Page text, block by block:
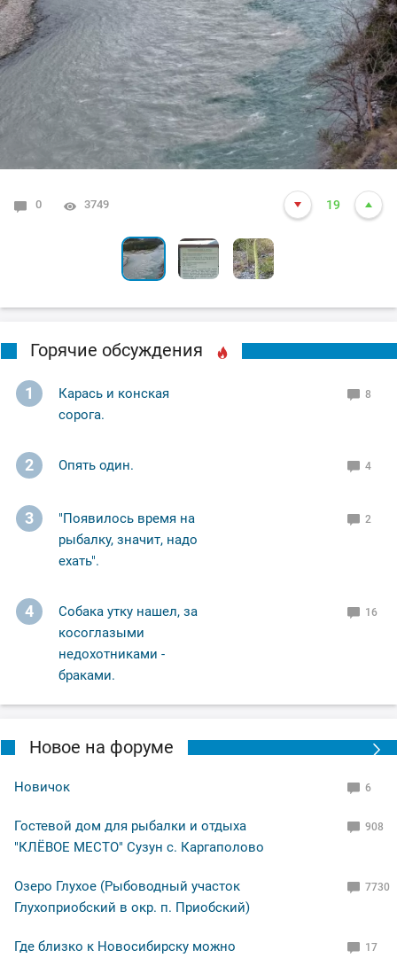
0 3749 19
6 4558 7
0 3519 10
Горячие обсуждения
1
Карась и конская
сорога.
8
2 Опять один. 4
3
"Появилось время на
рыбалку, значит, надо
ехать".
2
4
Собака утку нашел, за
косоглазыми
недохотниками -
браками.
16
Новое на форуме
Новичок 6
Гостевой дом для рыбалки и отдыха
"КЛЁВОЕ МЕСТО" Сузун с. Каргаполово
908
Озеро Глухое (Рыбоводный участок
Глухоприобский в окр. п. Приобский)
7730
Где близко к Новосибирску можно
17